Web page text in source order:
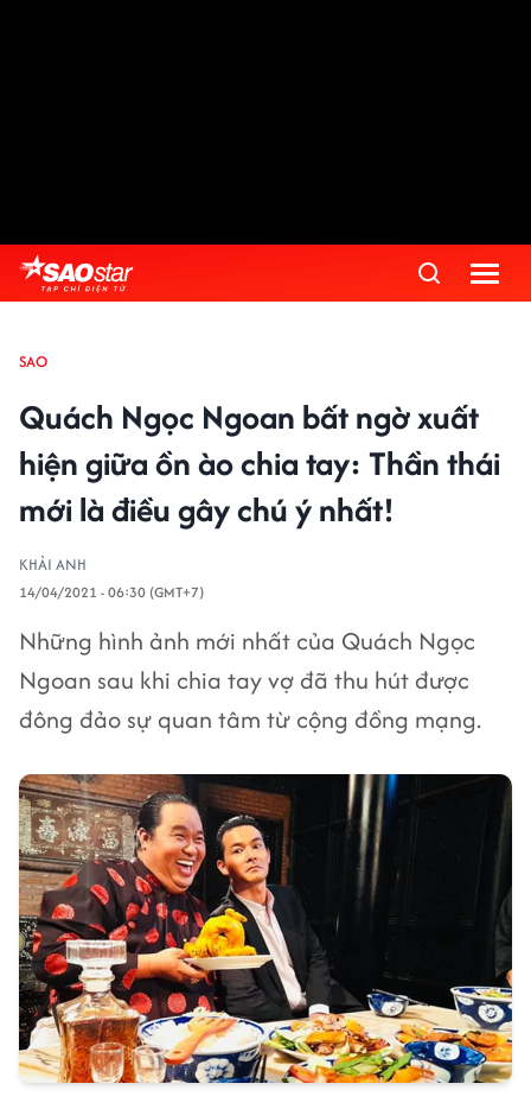
SAO
Quách Ngọc Ngoan bất ngờ xuất
hiện giữa ồn ào chia tay: Thần thái
mới là điều gây chú ý nhất!
KHẢI ANH
14/04/2021 - 06:30 (GMT+7)
Những hình ảnh mới nhất của Quách Ngọc
Ngoan sau khi chia tay vợ đã thu hút được
đông đảo sự quan tâm từ cộng đồng mạng.